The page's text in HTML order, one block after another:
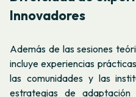
Innovadores
Además de las sesiones
incluye experiencias
las comunidades y las
estrategias de